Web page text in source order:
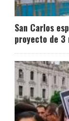
San Carlos
proyecto de 3